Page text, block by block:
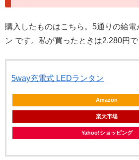
購入したものはこちら。5通りの給
ン です。私が買ったときは2,280円で
5way充電式 LEDランタン
Amazon
楽天市場
Yahoo!ショッピング